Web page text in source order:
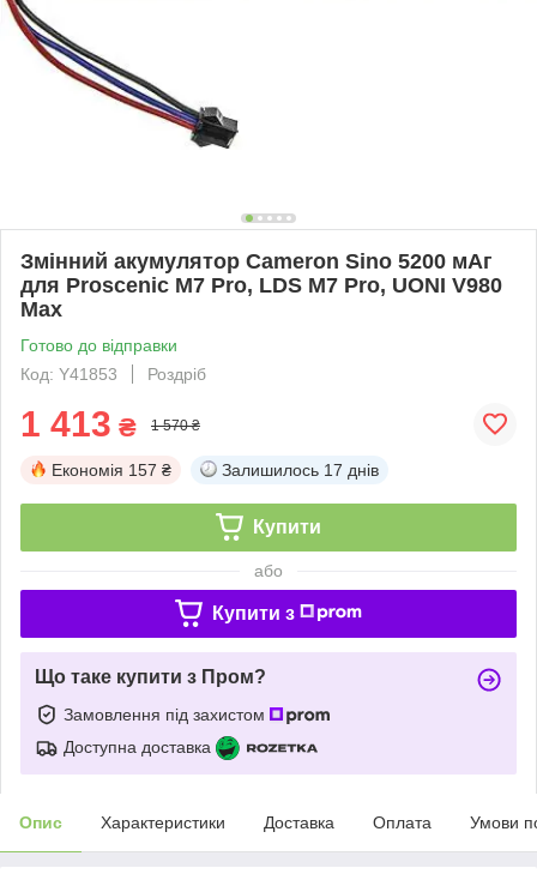
Змінний акумулятор Cameron Sino 5200 мАг
для Proscenic M7 Pro, LDS M7 Pro, UONI V980
Max
Готово до відправки
Код: Y41853
Роздріб
1 413 ₴ 1 570 ₴
Економія 157 ₴ Залишилось 17 днів
Купити
або
Купити з
Що таке купити з Пром?
Замовлення під захистом
Доступна доставка
Опис Характеристики Доставка Оплата Умови